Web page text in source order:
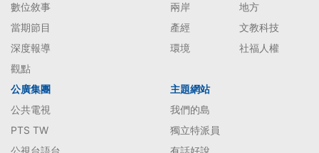
數位敘事
當期節目
深度報導
觀點
兩岸
地方
產經
文教科技
環境
社福人權
公廣集團
公共電視
PTS TW
主題網站
我們的島
獨立特派員